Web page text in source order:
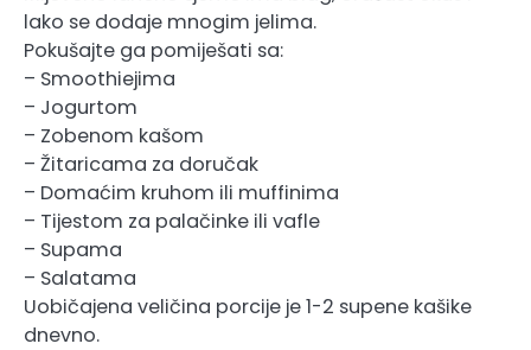
lako se dodaje mnogim jelima.
Pokušajte ga pomiješati sa:
– Smoothiejima
– Jogurtom
– Zobenom kašom
– Žitaricama za doručak
– Domaćim kruhom ili muffinima
– Tijestom za palačinke ili vafle
– Supama
– Salatama
Uobičajena veličina porcije je 1-2 supene kašike
dnevno.